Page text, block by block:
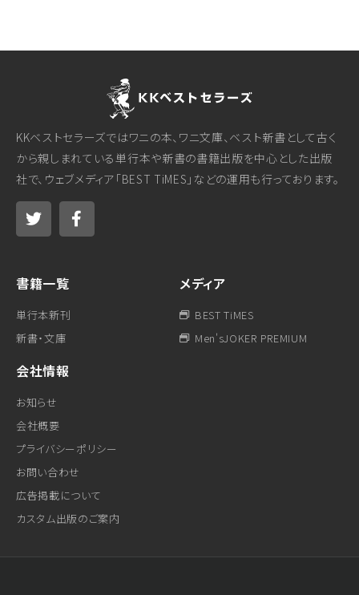
KKベストセラーズではワニの本、ワニ文庫、ベスト新書として古く
から親しまれている単行本や新書の書籍出版を中心とした出版
社で、ウェブメディア「BEST TiMES」などの運用も行っております。
書籍一覧
単行本新刊
新書・文庫
メディア
BEST TiMES
Men'sJOKER PREMIUM
会社情報
お知らせ
会社概要
プライバシーポリシー
お問い合わせ
広告掲載について
カスタム出版のご案内